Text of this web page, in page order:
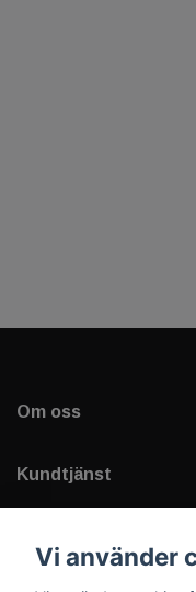
Om oss
Kundtjänst
Vi använder